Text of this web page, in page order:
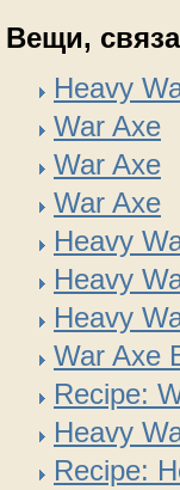
Вещи,
Heavy
War Axe
War Axe
War Axe
Heavy
Heavy
Heavy
War Axe
Recipe:
Heavy
Recipe: